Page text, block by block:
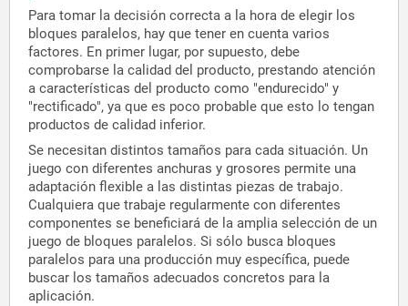
Para tomar la decisión correcta a la hora de elegir los
bloques paralelos, hay que tener en cuenta varios
factores. En primer lugar, por supuesto, debe
comprobarse la calidad del producto, prestando atención
a características del producto como "endurecido" y
"rectificado", ya que es poco probable que esto lo tengan
productos de calidad inferior.
Se necesitan distintos tamaños para cada situación. Un
juego con diferentes anchuras y grosores permite una
adaptación flexible a las distintas piezas de trabajo.
Cualquiera que trabaje regularmente con diferentes
componentes se beneficiará de la amplia selección de un
juego de bloques paralelos. Si sólo busca bloques
paralelos para una producción muy específica, puede
buscar los tamaños adecuados concretos para la
aplicación.